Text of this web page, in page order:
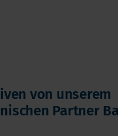
von unserem
Partner